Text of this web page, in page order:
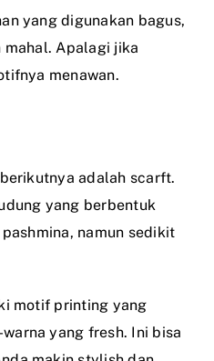
yang digunakan bagus,
Apalagi jika
menawan.
adalah scarft.
yang berbentuk
namun sedikit
motif printing yang
yang fresh. Ini bisa